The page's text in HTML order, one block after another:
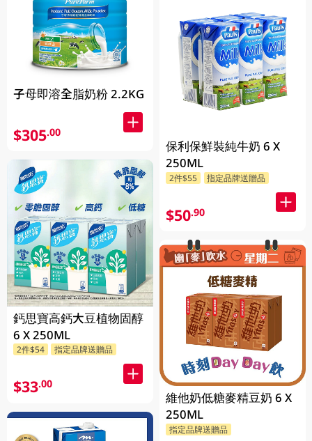
子母即溶全脂奶粉 2.2KG
$305.00
鈣思寶高鈣大豆植物固醇
6 X 250ML
2件$54 指定品牌送贈品
$33.00
保利保鮮裝純牛奶 6 X
250ML
2件$55 指定品牌送贈品
$50.90
維他奶低糖麥精豆奶 6 X
250ML
指定品牌送贈品